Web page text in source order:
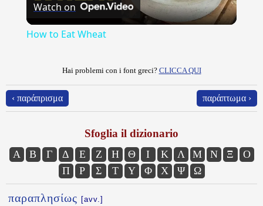
Video
Watch on
How to Eat Wheat
Hai problemi con i font greci? CLICCA QUI
‹ παράπρισμα παράπτωμα ›
Sfoglia il dizionario
Α Β Γ Δ Ε Ζ Η Θ Ι Κ Λ Μ Ν Ξ
Ο
Π
Ρ Σ Τ Υ Φ Χ Ψ Ω
παραπλησίως [avv.]